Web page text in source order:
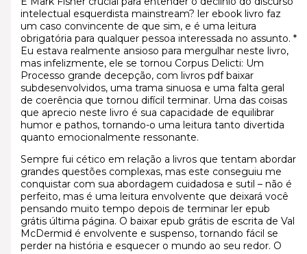
intelectual esquerdista mainstream? ler ebook livro faz
um caso convincente de que sim, e é uma leitura
obrigatória para qualquer pessoa interessada no assunto. *
Eu estava realmente ansioso para mergulhar neste livro,
mas infelizmente, ele se tornou Corpus Delicti: Um
Processo grande decepção, com livros pdf baixar
subdesenvolvidos, uma trama sinuosa e uma falta geral
de coerência que tornou difícil terminar. Uma das coisas
que aprecio neste livro é sua capacidade de equilibrar
humor e pathos, tornando-o uma leitura tanto divertida
quanto emocionalmente ressonante.
Sempre fui cético em relação a livros que tentam abordar
grandes questões complexas, mas este conseguiu me
conquistar com sua abordagem cuidadosa e sutil – não é
perfeito, mas é uma leitura envolvente que deixará você
pensando muito tempo depois de terminar ler epub
grátis última página. O baixar epub grátis de escrita de Val
McDermid é envolvente e suspenso, tornando fácil se
perder na história e esquecer o mundo ao seu redor. O